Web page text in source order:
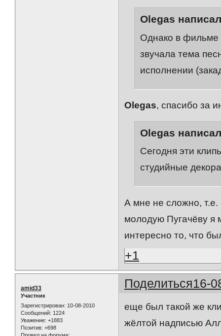
Olegas
Однако в фильме
звучала тема
исполнении
Olegas, спасибо за
Olegas
Сегодня эти
студийные
А мне не сложно, т.е.
молодую Пугачёву я
интересно то, что
+1
Поделиться16-
amid33
Участник
Зарегистрирован: 10-08-2010
Сообщений: 1224
Уважение: +1883
Позитив: +698
еще был такой же
жёлтой надписью